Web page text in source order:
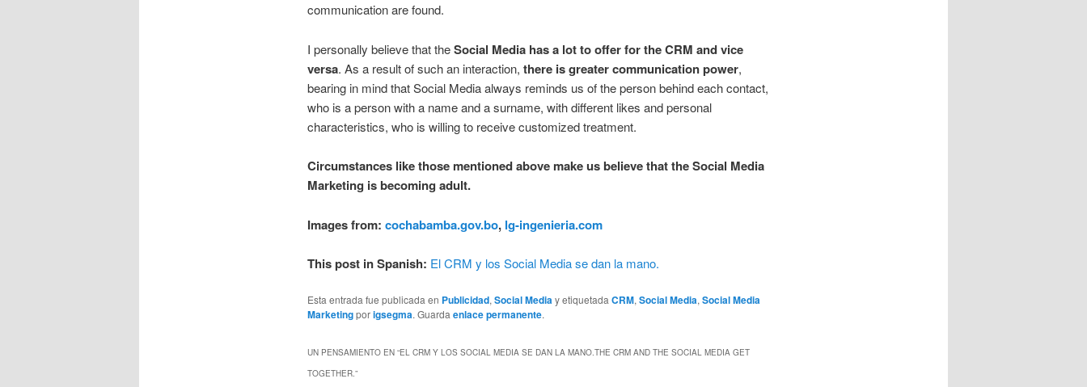
communication are found.
I personally believe that theSocial Media has a lot to offer for the CRM and vice
versa. As a result of such an interaction, there is greater communication power,
bearing in mind that Social Media always reminds us of the person behind each contact,
who is a person with a name and a surname, with different likes and personal
characteristics, who is willing to receive customized treatment.
Circumstances like those mentioned above make us believe that the Social Media
Marketing is becoming adult.
Images from: cochabamba.gov.bo, lg-ingenieria.com
This post in Spanish: El CRM y los Social Media se dan la mano.
Esta entrada fue publicada en Publicidad, Social Mediay etiquetada CRM, Social Media, Social Media
Marketingporigsegma. Guarda enlace permanente.
UN PENSAMIENTO EN “EL CRM Y LOS SOCIAL MEDIA SE DAN LA MANO. THE CRM AND THE SOCIAL MEDIA GET
TOGETHER. ”